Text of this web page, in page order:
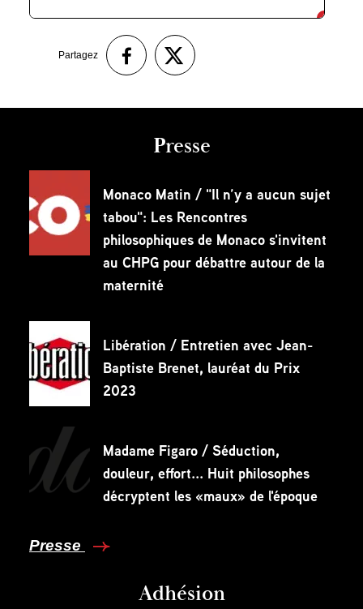
Partagez
Presse
Monaco Matin / "Il n’y a aucun sujet
tabou": Les Rencontres
philosophiques de Monaco s'invitent
au CHPG pour débattre autour de la
maternité
Libération / Entretien avec Jean-
Baptiste Brenet, lauréat du Prix
2023
Madame Figaro / Séduction,
douleur, effort... Huit philosophes
décryptent les «maux» de l'époque
Presse
Adhésion